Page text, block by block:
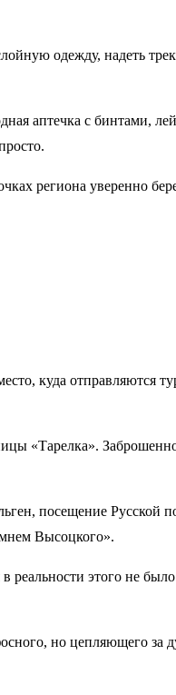
одежду, надеть
аптечка с бинтами,
региона уверенно
куда отправляются
«Тарелка».
посещение Русской
Высоцкого».
реальности этого не
но цепляющего